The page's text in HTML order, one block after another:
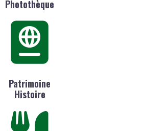
Photothèque
Patrimoine
Histoire